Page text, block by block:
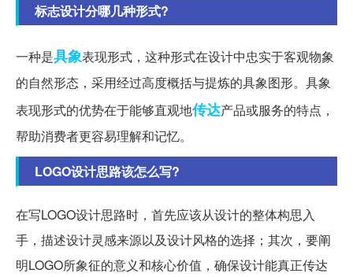
标志设计分哪几种形式?
一种是具象表现形式，这种形式在设计中忠实于客观物象
的自然形态，采用经过高度概括与提炼的具象图形。具象
表现形式的优势在于能够直观地传达产品或服务的特点，
帮助消费者更容易理解和记忆。
LOGO设计思路该怎么写?
在写LOGO设计思路时，首先应该从设计的整体构思入
手，描述设计灵感来源以及设计风格的选择；其次，要阐
明LOGO所象征的意义和核心价值，确保设计能真正传达